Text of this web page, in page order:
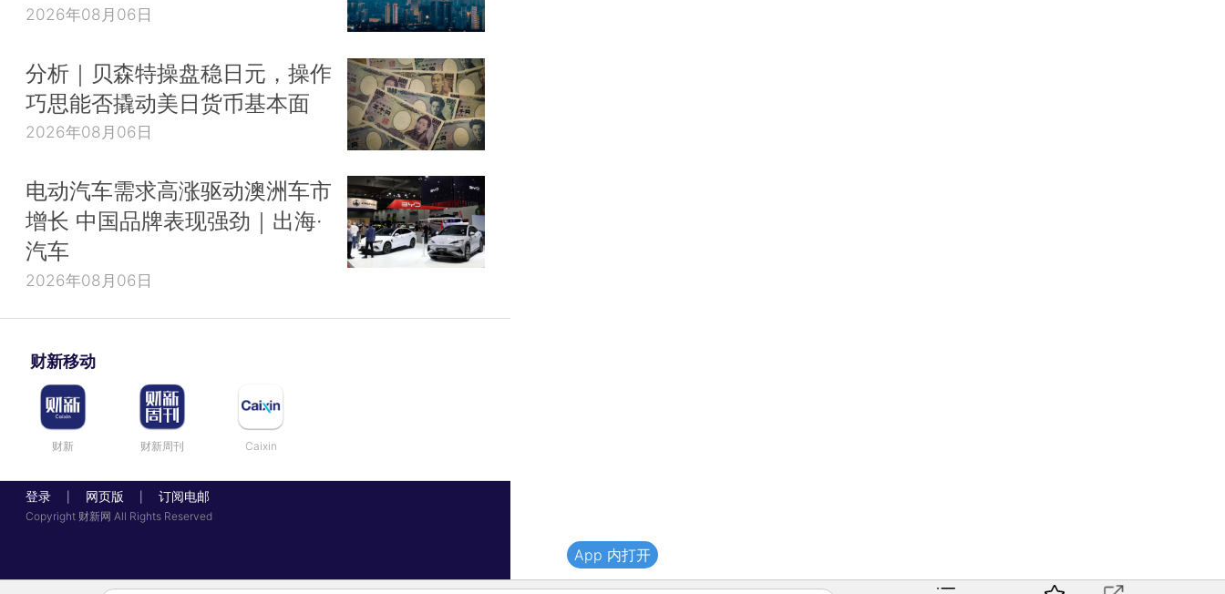
2026年08月06日
分析｜贝森特操盘稳日元，操作
巧思能否撬动美日货币基本面
2026年08月06日
电动汽车需求高涨驱动澳洲车市
增长 中国品牌表现强劲｜出海·
汽车
2026年08月06日
财新移动
财新 财新周刊 Caixin
登录 网页版 订阅电邮
Copyright 财新网 All Rights Reserved
App 内打开